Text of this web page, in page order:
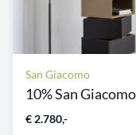
San Giacomo
10% San
€ 2.780,-